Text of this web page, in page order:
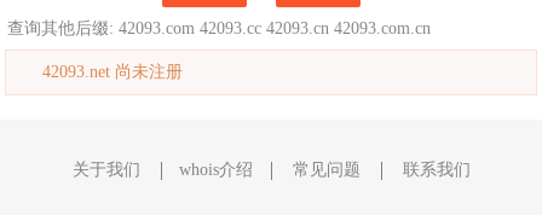
查询其他后缀:42093.com 42093.cc 42093.cn 42093.com.cn
42093.net 尚未注册
关于我们 whois介绍 常见问题 联系我们